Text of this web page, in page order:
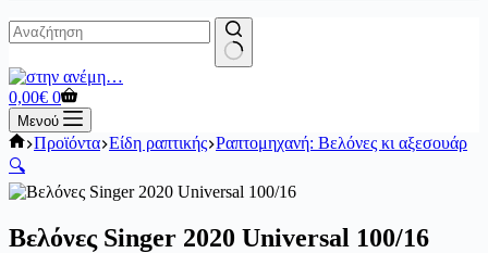
No
results
Καλάθι
Αγορών
0,00€ 0
Μενού
Αρχική
Προϊόντα Είδη ραπτικής Ραπτομηχανή: Βελόνες κι αξεσουάρ
🔍
Βελόνες Singer 2020 Universal 100/16